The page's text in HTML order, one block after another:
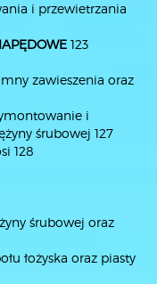
i przewietrzania
123
zawieszenia oraz
i
śrubowej 127
128
śrubowej oraz
łożyska oraz piasty